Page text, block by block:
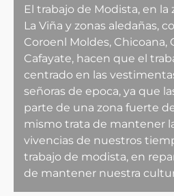
El trabajo de Modista, en la
La Viña y zonas aledañas,
Coroenl Moldes, Chicoana,
Cafayate, hacen que el
centrado en las
señoras de epoca, ya que
parte de una zona fuerte
mismo trata de mantener
vivencias de nuestros
trabajo de modista, en
de mantener nuestra